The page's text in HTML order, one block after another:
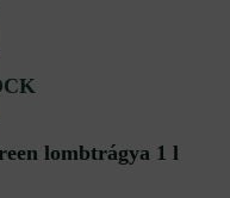
lombtrágya 1 l